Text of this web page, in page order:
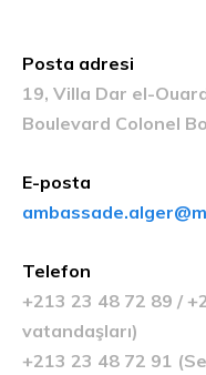
Posta adresi
19, Villa Dar el-
Boulevard Colonel
E-posta
Telefon
+213 23 48 72 89 /
vatandaşları)
+213 23 48 72 91